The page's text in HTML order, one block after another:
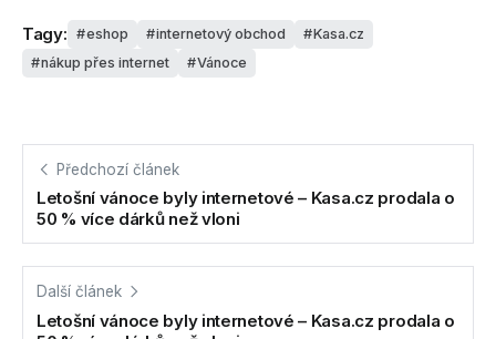
Tagy: eshop internetový obchod
Kasa.cz
nákup přes internet
Vánoce
Předchozí článek
Letošní vánoce byly internetové – Kasa.cz prodala o
50 % více dárků než vloni
Další článek
Letošní vánoce byly internetové – Kasa.cz prodala o